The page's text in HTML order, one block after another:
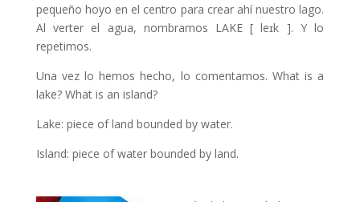
pequeño hoyo en el centro para crear ahí nuestro lago.
Al verter el agua, nombramos LAKE [ leɪk ]. Y lo
repetimos.
Una vez lo hemos hecho, lo comentamos. What is a
lake? What is an island?
Lake: piece of land bounded by water.
Island: piece of water bounded by land.